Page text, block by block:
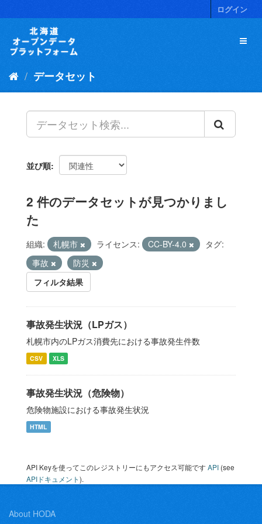
キ
ログイン
データセット
並び順
2 件のデータセットが見つかりまし
た
組織: 札幌市 ライセンス: CC-BY-4.0
タグ:
事故
防災
フィルタ結果
事故発生状況（LPガス）
札幌市内のLPガス消費先における事故発生件数
CSV XLS
事故発生状況（危険物）
危険物施設における事故発生状況
HTML
API Keyを使ってこのレジストリーにもアクセス可能ですAPI (see
APIドキュメント).
About HODA